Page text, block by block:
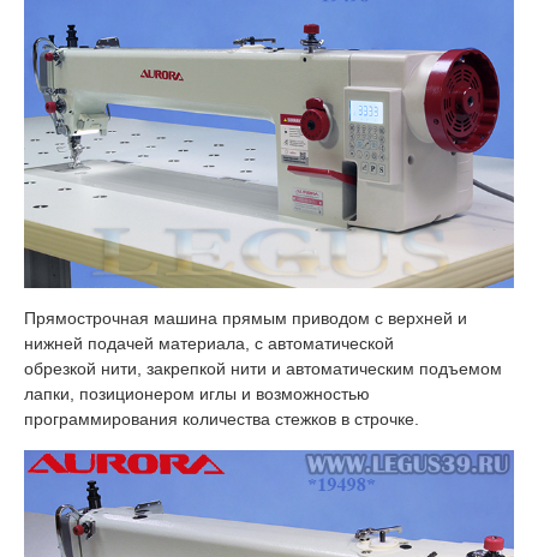
Прямострочная машина прямым приводом с верхней и
нижней подачей материала, с автоматической
обрезкой нити, закрепкой нити и автоматическим подъемом
лапки, позиционером иглы и возможностью
программирования количества стежков в строчке.